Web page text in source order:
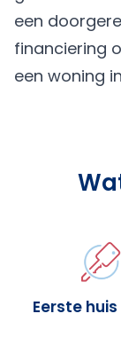
een
financiering
een woning
Eerste